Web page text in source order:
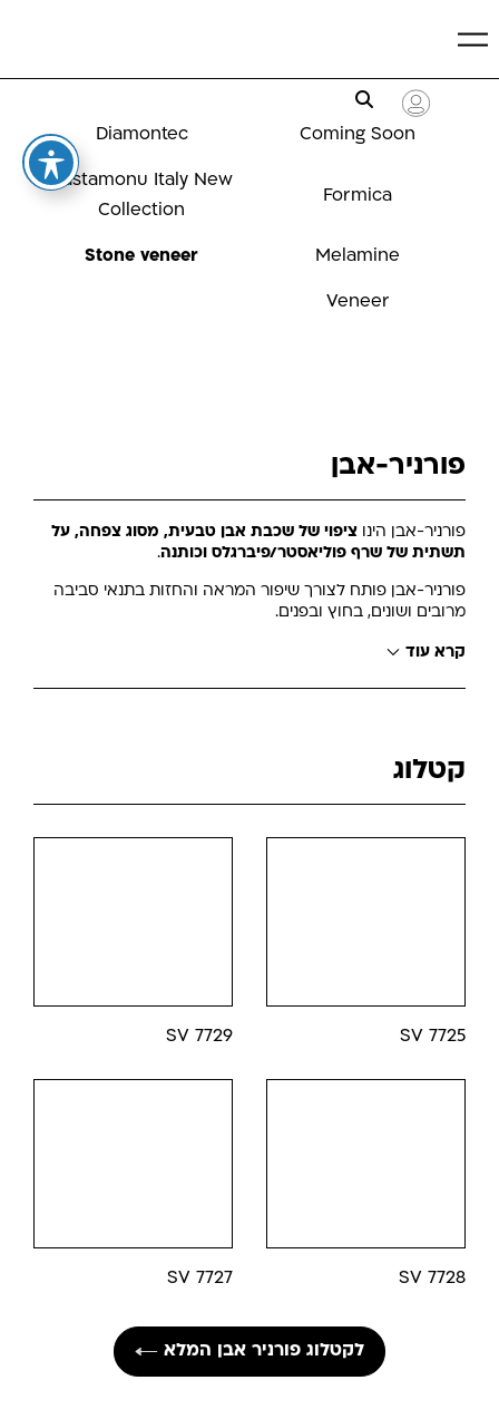
Coming Soon
Diamontec
Formica
Kastamonu Italy New
Collection
Melamine
Stone veneer
Veneer
פורניר-אבן
פורניר-אבן הינו ציפוי של שכבת אבן טבעית, מסוג צפחה, על
תשתית של שרף פוליאסטר/פיברגלס וכותנה.
פורניר-אבן פותח לצורך שיפור המראה והחזות בתנאי סביבה
מרובים ושונים, בחוץ ובפנים.
קרא עוד
קטלוג
7725 SV
7729 SV
7728 SV
7727 SV
לקטלוג פורניר אבן המלא